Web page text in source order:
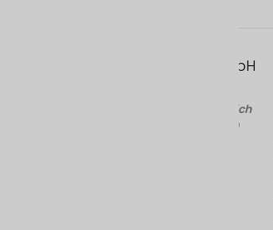
FAST MOTION GmbH
A-8045 Graz, Österreich
Telefon: +43 676 66 20